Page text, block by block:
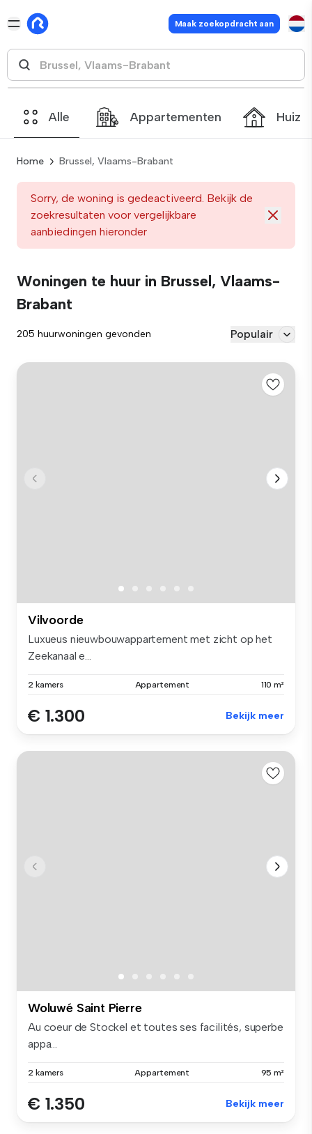
Maak zoekopdracht aan
Alle Appartementen
Home Brussel, Vlaams-Brabant
Sorry, de woning is gedeactiveerd. Bekijk de
zoekresultaten voor vergelijkbare
aanbiedingen hieronder
Woningen te huur in Brussel, Vlaams-
Brabant
205 huurwoningen gevonden Populair
Vilvoorde
Luxueus nieuwbouwappartement met zicht op het
Zeekanaal e...
2 kamers Appartement 110 m²
€ 1.300 Bekijk meer
Woluwé Saint Pierre
Au coeur de Stockel et toutes ses facilités, superbe
appa...
2 kamers Appartement 95 m²
€ 1.350 Bekijk meer